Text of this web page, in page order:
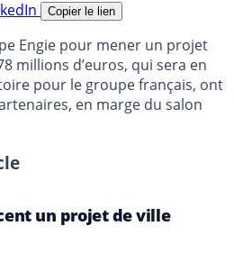
Copier le lien
Engie pour mener un projet
millions d’euros, qui sera en
pour le groupe français, ont
en marge du salon
un projet de ville